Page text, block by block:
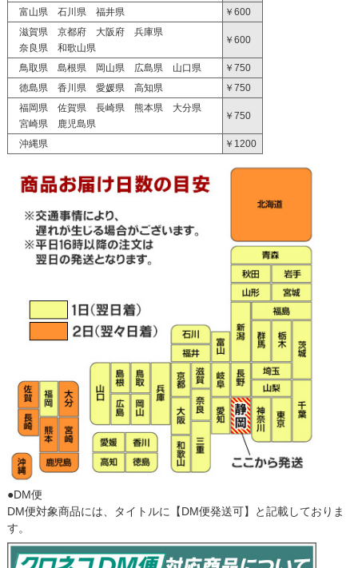
富山県 石川県 福井県
￥600
滋賀県 京都府 大阪府 兵庫県
奈良県 和歌山県
￥600
鳥取県 島根県 岡山県 広島県 山口県
￥750
徳島県 香川県 愛媛県 高知県
￥750
福岡県 佐賀県 長崎県 熊本県 大分県
宮崎県 鹿児島県
￥750
沖縄県 ￥1200
●DM便
DM便対象商品には、タイトルに【DM便発送可】と記載しておりま
す。